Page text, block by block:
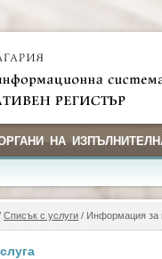
НА
Списък с услуги / Информация за